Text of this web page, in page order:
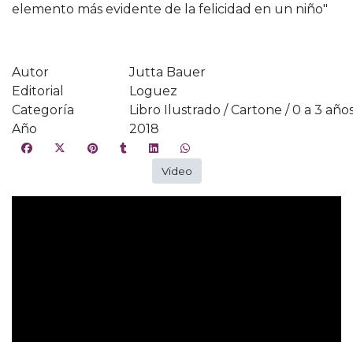
elemento más evidente de la felicidad en un niño"
Autor
Jutta Bauer
Editorial
Loguez
Categoría
Libro Ilustrado / Cartone / 0 a 3
Año
2018
Video